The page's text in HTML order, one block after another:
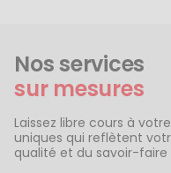
Nos services
sur mesures
Laissez libre cours à
uniques qui reflètent
qualité et du savoir-faire